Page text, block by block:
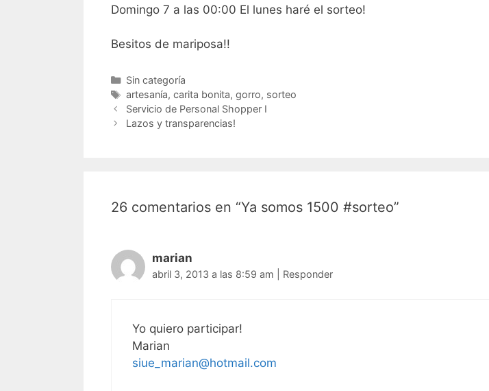
Domingo 7 a las 00:00 El lunes haré el sorteo!
Besitos de mariposa!!
Categorías
Sin categoría
Etiquetas
artesanía, carita bonita, gorro, sorteo
Navegación
de
Servicio de Personal Shopper I
Lazos y transparencias!
26 comentarios en “Ya somos 1500 #sorteo”
marian
abril 3, 2013 a las 8:59 am Responder
Yo quiero participar!
Marian
siue_marian@hotmail.com